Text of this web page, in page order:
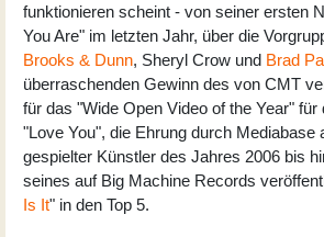
funktionieren scheint - von seiner ersten
You Are" im letzten Jahr, über die
Brooks & Dunn, Sheryl Crow und Brad
überraschenden Gewinn des von CMT
für das "Wide Open Video of the Year" für
"Love You", die Ehrung durch Mediabase
gespielter Künstler des Jahres 2006 bis
seines auf Big Machine Records
Is It" in den Top 5.